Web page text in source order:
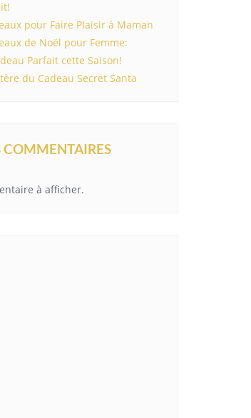
pour Faire Plaisir à Maman
de Noël pour Femme:
Parfait cette Saison!
du Cadeau Secret Santa
COMMENTAIRES
à afficher.